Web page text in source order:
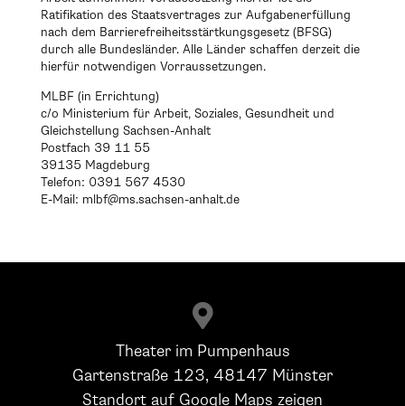
Ratifikation des Staatsvertrages zur Aufgabenerfüllung
nach dem Barrierefreiheitsstärtkungsgesetz (BFSG)
durch alle Bundesländer. Alle Länder schaffen derzeit die
hierfür notwendigen Vorraussetzungen.
MLBF(in Errichtung)
c/o Ministerium für Arbeit, Soziales, Gesundheit und
Gleichstellung Sachsen-Anhalt
Postfach 39 11 55
39135 Magdeburg
Telefon: 0391 567 4530
E-Mail: mlbf@ms.sachsen-anhalt.de

Theater im Pumpenhaus
Gartenstraße 123, 48147 Münster
Standort auf Google Maps zeigen